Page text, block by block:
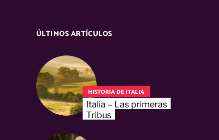
ÚLTIMOS ARTÍCULOS
HISTORIA DE ITALIA
Italia – Las primeras
Tribus